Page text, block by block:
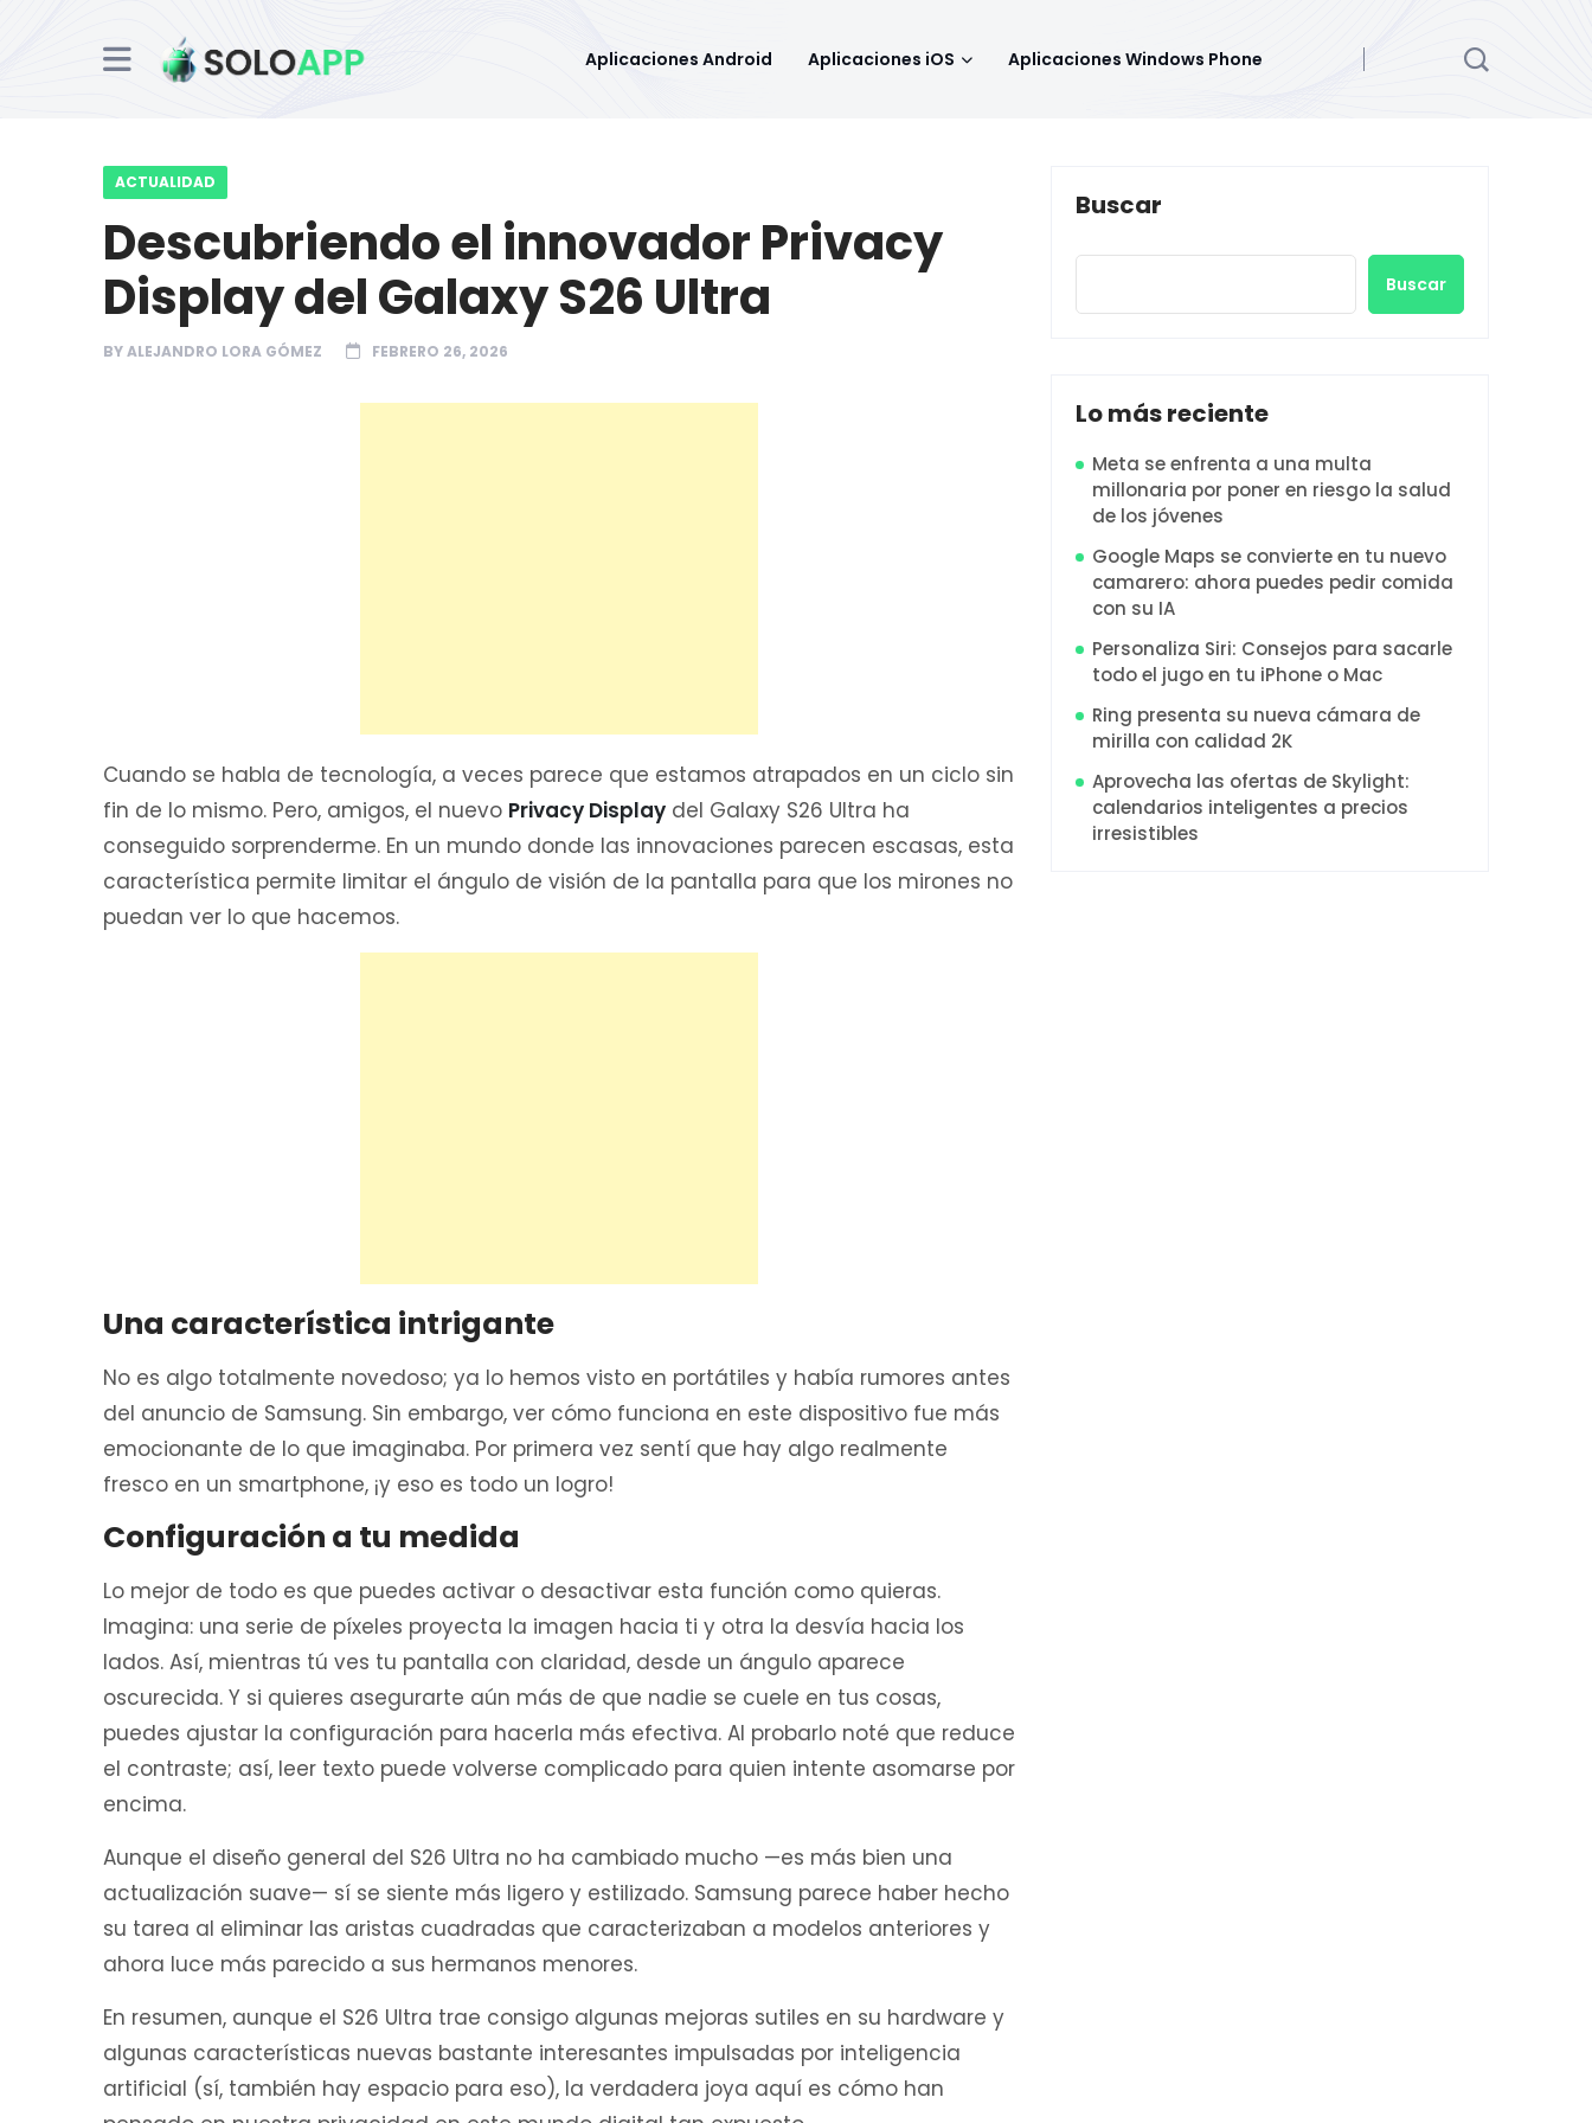
Aplicaciones Android Aplicaciones iOS Aplicaciones Windows Phone
ACTUALIDAD
Descubriendo el innovador Privacy
Display del Galaxy S26 Ultra
BYALEJANDRO LORA GÓMEZ FEBRERO 26, 2026
Cuando se habla de tecnología, a veces parece que estamos atrapados en un ciclo sin
fin de lo mismo. Pero, amigos, el nuevo Privacy Display del Galaxy S26 Ultra ha
conseguido sorprenderme. En un mundo donde las innovaciones parecen escasas, esta
característica permite limitar el ángulo de visión de la pantalla para que los mirones no
puedan ver lo que hacemos.
Una característica intrigante
No es algo totalmente novedoso; ya lo hemos visto en portátiles y había rumores antes
del anuncio de Samsung. Sin embargo, ver cómo funciona en este dispositivo fue más
emocionante de lo que imaginaba. Por primera vez sentí que hay algo realmente
fresco en un smartphone, ¡y eso es todo un logro!
Configuración a tu medida
Lo mejor de todo es que puedes activar o desactivar esta función como quieras.
Imagina: una serie de píxeles proyecta la imagen hacia ti y otra la desvía hacia los
lados. Así, mientras tú ves tu pantalla con claridad, desde un ángulo aparece
oscurecida. Y si quieres asegurarte aún más de que nadie se cuele en tus cosas,
puedes ajustar la configuración para hacerla más efectiva. Al probarlo noté que reduce
el contraste; así, leer texto puede volverse complicado para quien intente asomarse por
encima.
Aunque el diseño general del S26 Ultra no ha cambiado mucho —es más bien una
actualización suave— sí se siente más ligero y estilizado. Samsung parece haber hecho
su tarea al eliminar las aristas cuadradas que caracterizaban a modelos anteriores y
ahora luce más parecido a sus hermanos menores.
En resumen, aunque el S26 Ultra trae consigo algunas mejoras sutiles en su hardware y
algunas características nuevas bastante interesantes impulsadas por inteligencia
artificial (sí, también hay espacio para eso), la verdadera joya aquí es cómo han
Buscar
Buscar
Lo más reciente
Meta se enfrenta a una multa
millonaria por poner en riesgo la salud
de los jóvenes
Google Maps se convierte en tu nuevo
camarero: ahora puedes pedir comida
con su IA
Personaliza Siri: Consejos para sacarle
todo el jugo en tu iPhone o Mac
Ring presenta su nueva cámara de
mirilla con calidad 2K
Aprovecha las ofertas de Skylight:
calendarios inteligentes a precios
irresistibles